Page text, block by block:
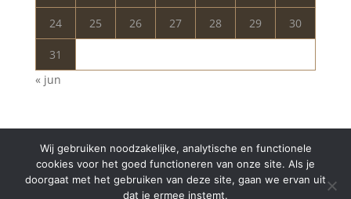
24 25 26 27 28 29 30
31
« jun
Wij gebruiken noodzakelijke, analytische en functionele
cookies voor het goed functioneren van onze site. Als je
doorgaat met het gebruiken van deze site, gaan we ervan uit
dat je ermee instemt.